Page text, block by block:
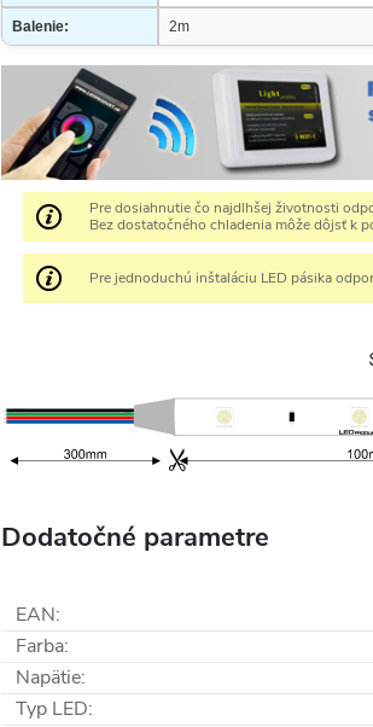
Balenie: 2m
Pre dosiahnutie čo najdlhšej životnosti
Bez dostatočného chladenia môže dôjsť k
Pre jednoduchú inštaláciu LED pásika
Dodatočné parametre
EAN:
Farba:
Napätie:
Typ LED: